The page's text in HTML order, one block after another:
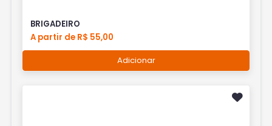
BRIGADEIRO
A partir de R$ 55,00
Adicionar